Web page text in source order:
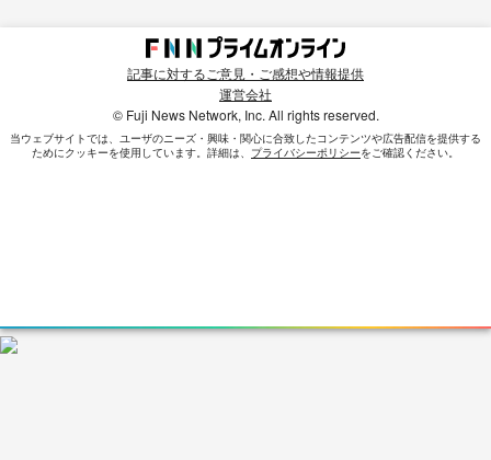
記事に対するご意見・ご感想や情報提供
運営会社
© Fuji News Network, Inc. All rights reserved.
当ウェブサイトでは、ユーザのニーズ・興味・関⼼に合致したコンテンツや広告配信を提供する
ためにクッキーを使⽤しています。詳細は、 プライバシーポリシーをご確認ください。